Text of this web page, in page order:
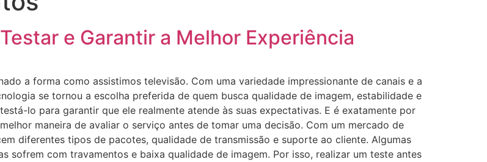
e Garantir a Melhor Experiência
a forma como assistimos televisão. Com uma variedade impressionante de canais e a
se tornou a escolha preferida de quem busca qualidade de imagem, estabilidade e
lo para garantir que ele realmente atende às suas expectativas. E é exatamente por
maneira de avaliar o serviço antes de tomar uma decisão. Com um mercado de
diferentes tipos de pacotes, qualidade de transmissão e suporte ao cliente. Algumas
sofrem com travamentos e baixa qualidade de imagem. Por isso, realizar um teste antes